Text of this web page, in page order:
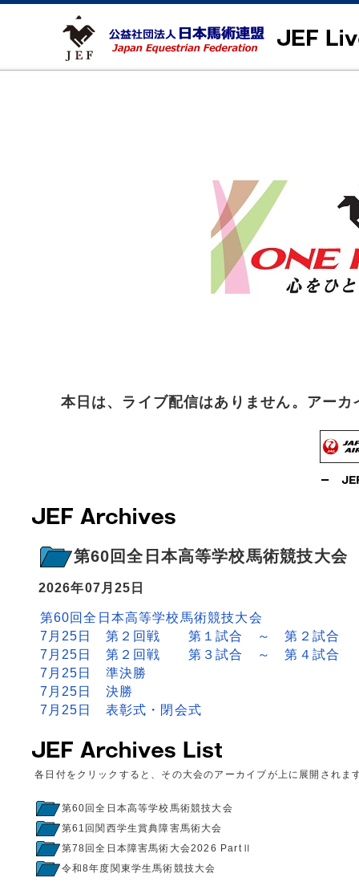
本日は、ライブ配信はありません。アー
第60回全日本高等学校馬術競技大会
2026年07月25日
第60回全日本高等学校馬術競技大会
7月25日 第２回戦 第１試合 ～ 第２試合
7月25日 第２回戦 第３試合 ～ 第４試合
7月25日 準決勝
7月25日 決勝
7月25日 表彰式・閉会式
各日付をクリックすると、その大会のアーカイブが上に展開されま
第60回全日本高等学校馬術競技大会
第61回関西学生賞典障害馬術大会
第78回全日本障害馬術大会2026 PartⅡ
令和8年度関東学生馬術競技大会